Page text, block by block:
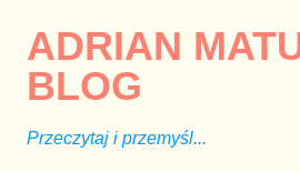
ADRIAN
BLOG
Przeczytaj i przemyśl...